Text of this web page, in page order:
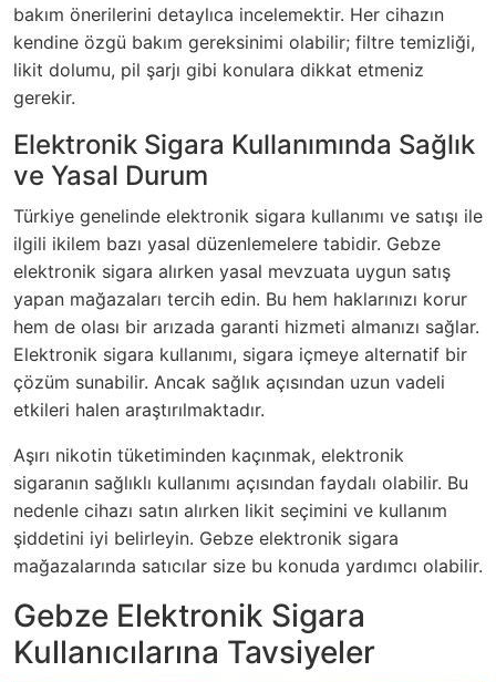
bakım önerilerini detaylıca incelemektir. Her cihazın
kendine özgü bakım gereksinimi olabilir; filtre temizliği,
likit dolumu, pil şarjı gibi konulara dikkat etmeniz
gerekir.
Elektronik Sigara Kullanımında Sağlık
ve Yasal Durum
Türkiye genelinde elektronik sigara kullanımı ve satışı ile
ilgili ikilem bazı yasal düzenlemelere tabidir. Gebze
elektronik sigara alırken yasal mevzuata uygun satış
yapan mağazaları tercih edin. Bu hem haklarınızı korur
hem de olası bir arızada garanti hizmeti almanızı sağlar.
Elektronik sigara kullanımı, sigara içmeye alternatif bir
çözüm sunabilir. Ancak sağlık açısından uzun vadeli
etkileri halen araştırılmaktadır.
Aşırı nikotin tüketiminden kaçınmak, elektronik
sigaranın sağlıklı kullanımı açısından faydalı olabilir. Bu
nedenle cihazı satın alırken likit seçimini ve kullanım
şiddetini iyi belirleyin. Gebze elektronik sigara
mağazalarında satıcılar size bu konuda yardımcı olabilir.
Gebze Elektronik Sigara
Kullanıcılarına Tavsiyeler